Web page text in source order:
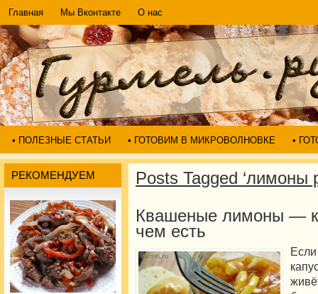
Главная Мы Вконтакте О нас
• ПОЛЕЗНЫЕ СТАТЬИ • ГОТОВИМ В МИКРОВОЛНОВКЕ •
РЕКОМЕНДУЕМ
Posts Tagged ‘лимоны
Квашеные лимоны —
чем есть